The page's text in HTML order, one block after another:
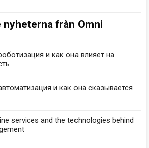
nyheterna från Omni
и как она влияет на
и как она сказывается
services and the technologies behind